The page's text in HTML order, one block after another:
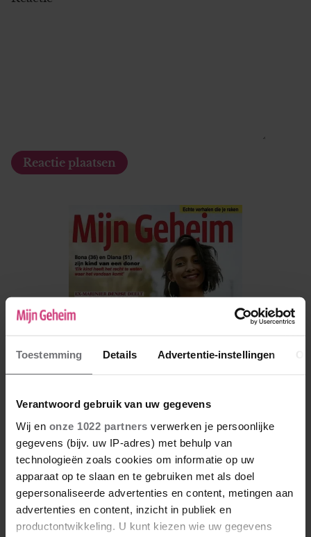
Toestemming Details Advertentie-instellingen
Verantwoord gebruik van uw gegevens
Wij en onze 1022 partners verwerken je persoonlijke
gegevens (bijv. uw IP-adres) met behulp van
technologieën zoals cookies om informatie op uw
apparaat op te slaan en te gebruiken met als doel
gepersonaliseerde advertenties en content, metingen aan
advertenties en content, inzicht in publiek en
productontwikkeling. U kunt kiezen wie uw gegevens
De nieuwe Mijn Geheim ligt nu in de winkel
Abonneren
Digitaal lezen
Los kopen